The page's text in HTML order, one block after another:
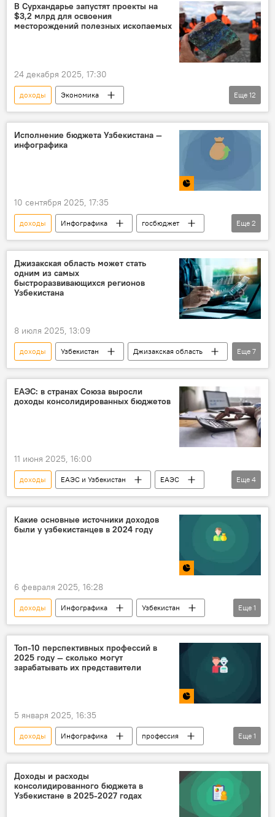
В Сурхандарье запустят проекты на
$3,2 млрд для освоения
месторождений полезных ископаемых
24 декабря 2025, 17:30
доходы
Экономика
Сельское хозяйство
Туризм
Инвестиции
население
проект
совещание
президент Узбекистана
Еще 12
Исполнение бюджета Узбекистана —
инфографика
10 сентября 2025, 17:35
доходы Инфографика
госбюджет
Узбекистан
расходы
Еще 2
Джизакская область может стать
одним из самых
быстроразвивающихся регионов
Узбекистана
8 июля 2025, 13:09
доходы Узбекистан
Джизакская область
президент Узбекистана
Шавкат Мирзиёев
реформы
Инвестиции
рабочие места
Экспорт
Еще 7
ЕАЭС: в странах Союза выросли
доходы консолидированных бюджетов
11 июня 2025, 16:00
доходы ЕАЭС и Узбекистан
ЕАЭС
Узбекистан и ЕАЭС: перспективы возможной интеграции
Еще 4
Какие основные источники доходов
были у узбекистанцев в 2024 году
6 февраля 2025, 16:28
доходы Инфографика
Узбекистан
население
Еще 1
Топ-10 перспективных профессий в
2025 году — сколько могут
зарабатывать их представители
5 января 2025, 16:35
доходы Инфографика
профессия
тренды
Еще 1
Доходы и расходы
консолидированного бюджета в
Узбекистане в 2025-2027 годах